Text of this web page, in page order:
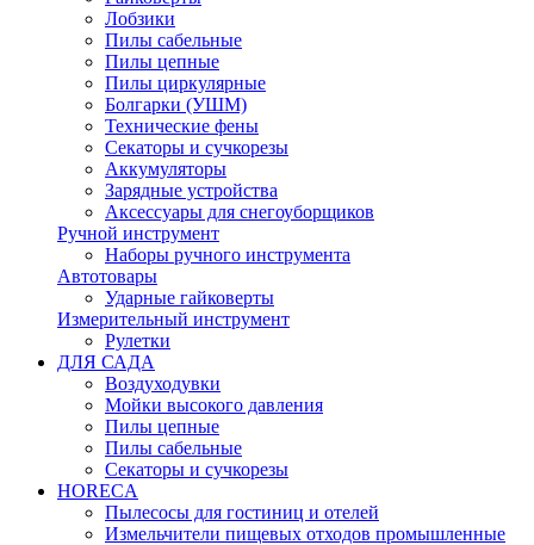
Лобзики
Пилы сабельные
Пилы цепные
Пилы циркулярные
Болгарки (УШМ)
Технические фены
Секаторы и сучкорезы
Аккумуляторы
Зарядные устройства
Аксессуары для снегоуборщиков
Ручной инструмент
Наборы ручного инструмента
Автотовары
Ударные гайковерты
Измерительный инструмент
Рулетки
ДЛЯ САДА
Воздуходувки
Мойки высокого давления
Пилы цепные
Пилы сабельные
Секаторы и сучкорезы
HORECA
Пылесосы для гостиниц и отелей
Измельчители пищевых отходов промышленные